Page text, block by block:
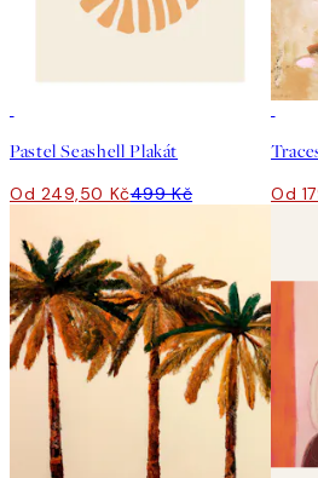
Pastel Seashell Plakát
Od 249,50 Kč499 Kč Od